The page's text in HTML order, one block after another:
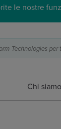
le nostre
Technologies
Chi siamo